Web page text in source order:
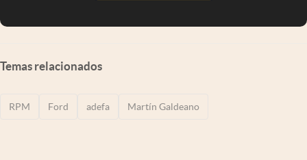
Temas relacionados
RPM Ford adefa Martín Galdeano